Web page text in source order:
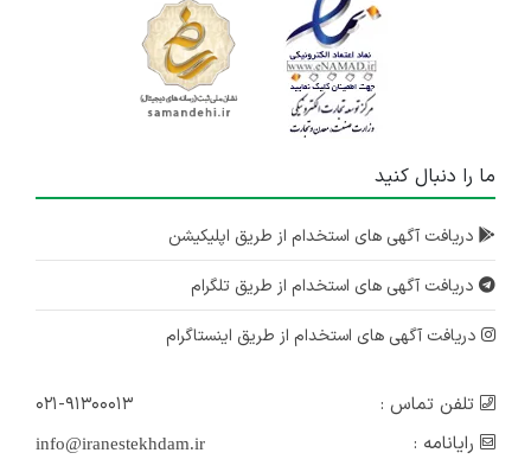
ما را دنبال کنید
دریافت آگهی های استخدام از طریق اپلیکیشن
دریافت آگهی های استخدام از طریق تلگرام
دریافت آگهی های استخدام از طریق اینستاگرام
تلفن تماس :
۰۲۱-۹۱۳۰۰۰۱۳
رایانامه :
info@iranestekhdam.ir